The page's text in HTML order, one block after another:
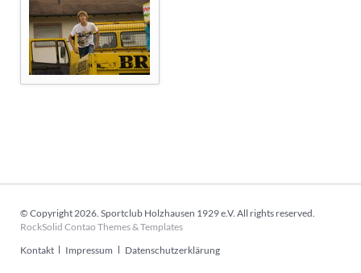
© Copyright 2026. Sportclub Holzhausen 1929 e.V. All rights reserved.
RockSolid Contao Themes & Templates
Navigation
Kontakt Impressum Datenschutzerklärung